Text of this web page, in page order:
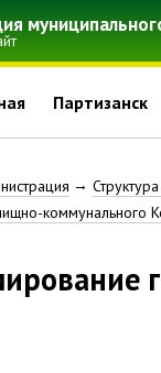
Партизанск
коммунального